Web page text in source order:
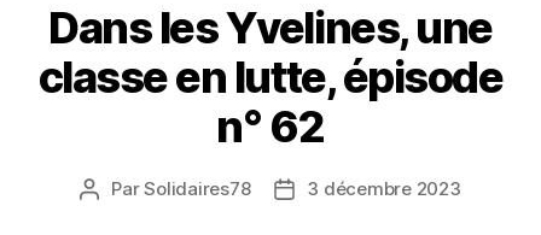
Dans les Yvelines, une
classe en lutte, épisode
n° 62
Auteur
ParSolidaires78
Date3 décembre 2023